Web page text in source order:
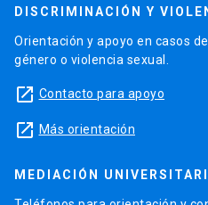
DISCRIMINACIÓN Y
Orientación y apoyo en casos
género o violencia sexual.
launch Contacto para apoyo
launch Más orientación
MEDIACIÓN